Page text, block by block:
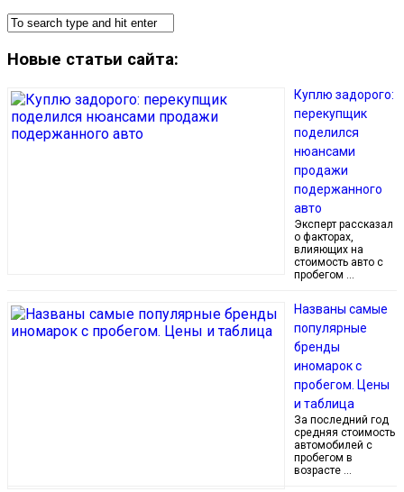
Новые статьи сайта:
Куплю задорого:
перекупщик
поделился
нюансами
продажи
подержанного
авто
Эксперт рассказал
о факторах,
влияющих на
стоимость авто с
пробегом …
Названы самые
популярные
бренды
иномарок с
пробегом. Цены
и таблица
За последний год
средняя стоимость
автомобилей с
пробегом в
возрасте …